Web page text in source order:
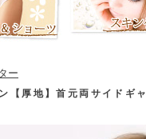
ー
【厚地】首元両サイドギ